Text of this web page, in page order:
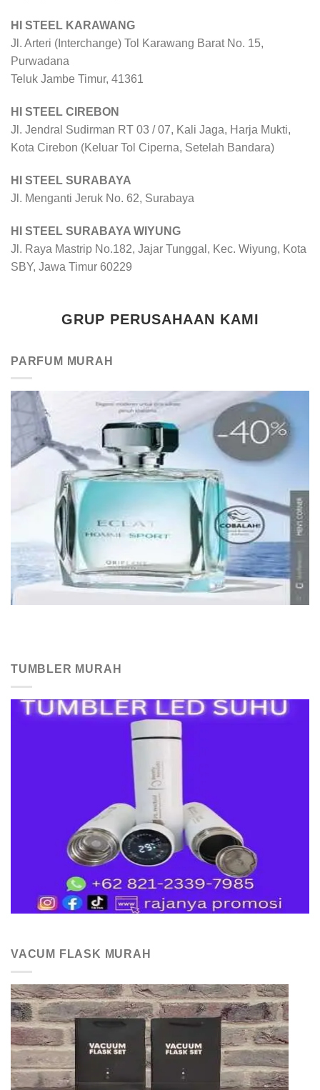
HI STEEL KARAWANG
Jl. Arteri (Interchange) Tol Karawang Barat No. 15,
Purwadana
Teluk Jambe Timur, 41361
HI STEEL CIREBON
Jl. Jendral Sudirman RT 03 / 07, Kali Jaga, Harja Mukti,
Kota Cirebon (Keluar Tol Ciperna, Setelah Bandara)
HI STEEL SURABAYA
Jl. Menganti Jeruk No. 62, Surabaya
HI STEEL SURABAYA WIYUNG
Jl. Raya Mastrip No.182, Jajar Tunggal, Kec. Wiyung, Kota
SBY, Jawa Timur 60229
GRUP PERUSAHAAN KAMI
PARFUM MURAH
TUMBLER MURAH
VACUM FLASK MURAH